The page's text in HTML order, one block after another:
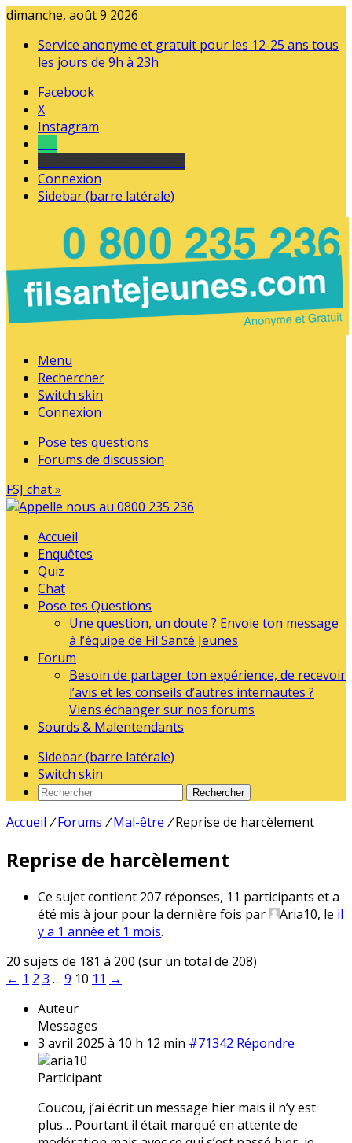
dimanche, août 9 2026
Service anonyme et gratuit pour les 12-25 ans tous
les jours de 9h à 23h
Facebook
X
Instagram
Connexion
Sidebar (barre latérale)
Menu
Rechercher
Switch skin
Connexion
Pose tes questions
Forums de discussion
FSJ chat »
Accueil
Enquêtes
Quiz
Chat
Pose tes Questions
Une question, un doute ? Envoie ton message
à l’équipe de Fil Santé Jeunes
Forum
Besoin de partager ton expérience, de recevoir
l’avis et les conseils d’autres internautes ?
Viens échanger sur nos forums
Sourds & Malentendants
Sidebar (barre latérale)
Switch skin
Rechercher
Accueil / Forums / Mal-être / Reprise de harcèlement
Reprise de harcèlement
Ce sujet contient 207 réponses, 11 participants et a
été mis à jour pour la dernière fois par
Aria10, le il
y a 1 année et 1 mois.
20 sujets de 181 à 200 (sur un total de 208)
← 1 2 3 … 9 10 11 →
Auteur
Messages
3 avril 2025 à 10 h 12 min #71342 Répondre
aria10
Participant
Coucou, j’ai écrit un message hier mais il n’y est
plus… Pourtant il était marqué en attente de